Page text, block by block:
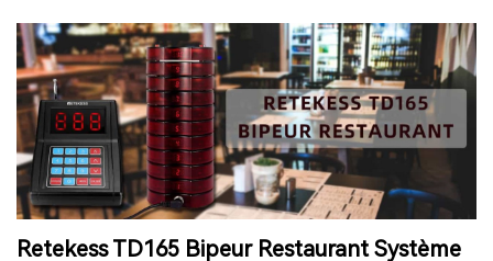
Retekess TD165 Bipeur Restaurant Système
LONGUE PORTÉE SYSTÈME LONG TEMPS EN VEILLE
RESTAURANT HÔPITAL RADIO RADIO PORTABLE
FM AM RADIO RADIO DE POCHE RADIO DE DOUCHE
ENCEINTE BLUETOOTH ÉTANCHE
HAUT-PARLEUR BLUETOOTH SANS FIL RADIO FM